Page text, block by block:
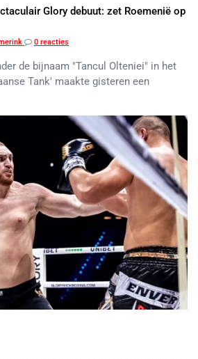
Glory debuut: zet Roemenië op
0 reacties
de bijnaam "Tancul Olteniei" in het
Tank' maakte gisteren een